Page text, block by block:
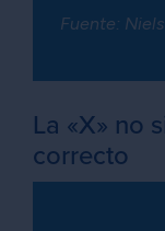
Fuente:
La «X» no
correcto